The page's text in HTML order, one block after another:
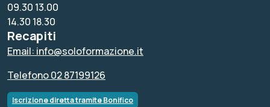
09.30 13.00
14.30 18.30
Recapiti
Email: info@soloformazione.it
Telefono 02 87199126
Iscrizione diretta tramite Bonifico